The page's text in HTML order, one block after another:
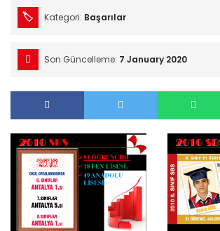
Kategori: Başarılar
Son Güncelleme: 7 January 2020